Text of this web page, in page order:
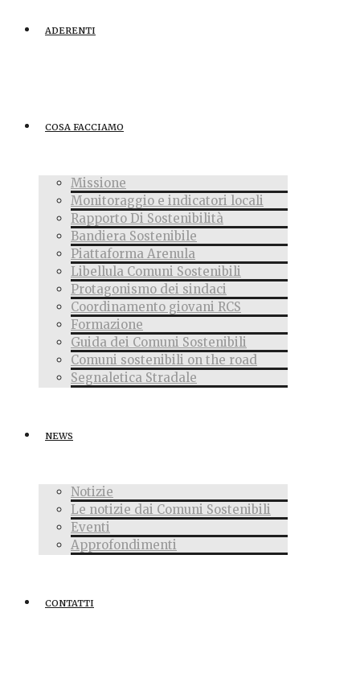
ADERENTI
COSA FACCIAMO
Missione
Monitoraggio e indicatori locali
Rapporto Di Sostenibilità
Bandiera Sostenibile
Piattaforma Arenula
Libellula Comuni Sostenibili
Protagonismo dei sindaci
Coordinamento giovani RCS
Formazione
Guida dei Comuni Sostenibili
Comuni sostenibili on the road
Segnaletica Stradale
NEWS
Notizie
Le notizie dai Comuni Sostenibili
Eventi
Approfondimenti
CONTATTI